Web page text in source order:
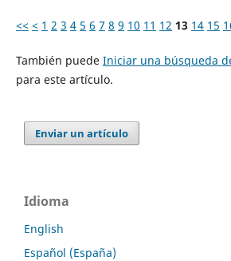
<< < 1 2 3 4 5 6 7 8 9 10 11 12 13 14 15
También puede Iniciar una búsqueda
para este artículo.
Enviar un artículo
Idioma
English
Español (España)